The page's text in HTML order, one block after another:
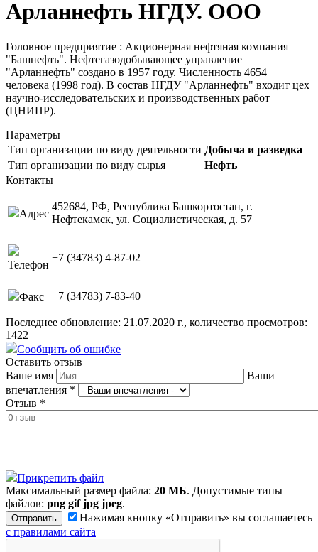
Арланнефть НГДУ. ООО
Головное предприятие : Акционерная нефтяная компания
"Башнефть". Нефтегазодобывающее управление
"Арланнефть" создано в 1957 году. Численность 4654
человека (1998 год). В состав НГДУ "Арланнефть" входит цех
научно-исследовательских и производственных работ
(ЦНИПР).
Параметры
Тип организации по виду деятельности Добыча и разведка
Тип организации по виду сырья
Нефть
Контакты
Адрес
452684, РФ, Республика Башкортостан, г.
Нефтекамск, ул. Социалистическая, д. 57
Телефон
+7 (34783) 4-87-02
Факс +7 (34783) 7-83-40
Последнее обновление: 21.07.2020 г., количество просмотров:
1422
Сообщить об ошибке
Оставить отзыв
Ваше имя
Ваши
впечатления *
Отзыв *
Прикрепить файл
Максимальный размер файла: 20 МБ. Допустимые типы
файлов: png gif jpg jpeg.
Нажимая кнопку «Отправить» вы соглашаетесь
с правилами сайта